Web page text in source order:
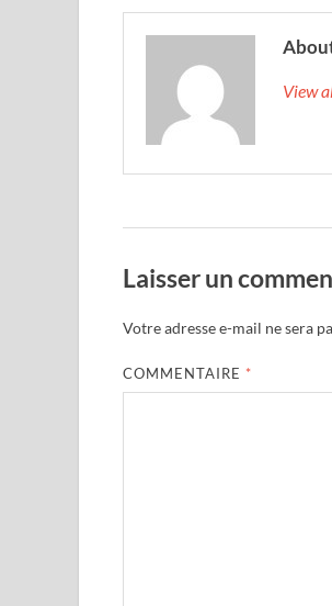
View
Laisser un
Votre adresse e-mail ne sera
COMMENTAIRE *